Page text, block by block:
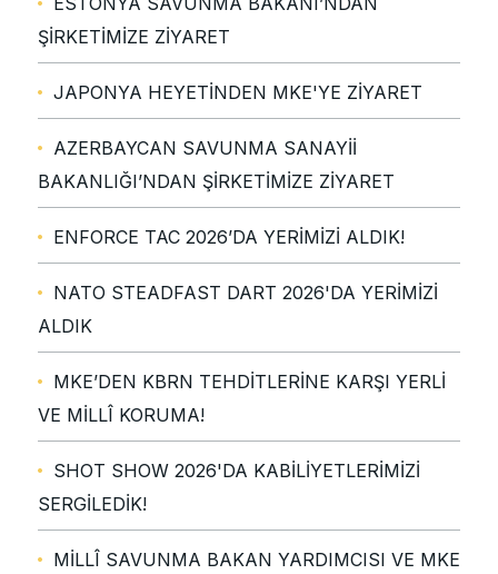
ŞİRKETİMİZE ZİYARET
JAPONYA HEYETİNDEN MKE'YE ZİYARET
AZERBAYCAN SAVUNMA SANAYİİ
BAKANLIĞI’NDAN ŞİRKETİMİZE ZİYARET
ENFORCE TAC 2026’DA YERİMİZİ ALDIK!
NATO STEADFAST DART 2026'DA YERİMİZİ
ALDIK
MKE’DEN KBRN TEHDİTLERİNE KARŞI YERLİ
VE MİLLÎ KORUMA!
SHOT SHOW 2026'DA KABİLİYETLERİMİZİ
SERGİLEDİK!
MİLLÎ SAVUNMA BAKAN YARDIMCISI VE MKE